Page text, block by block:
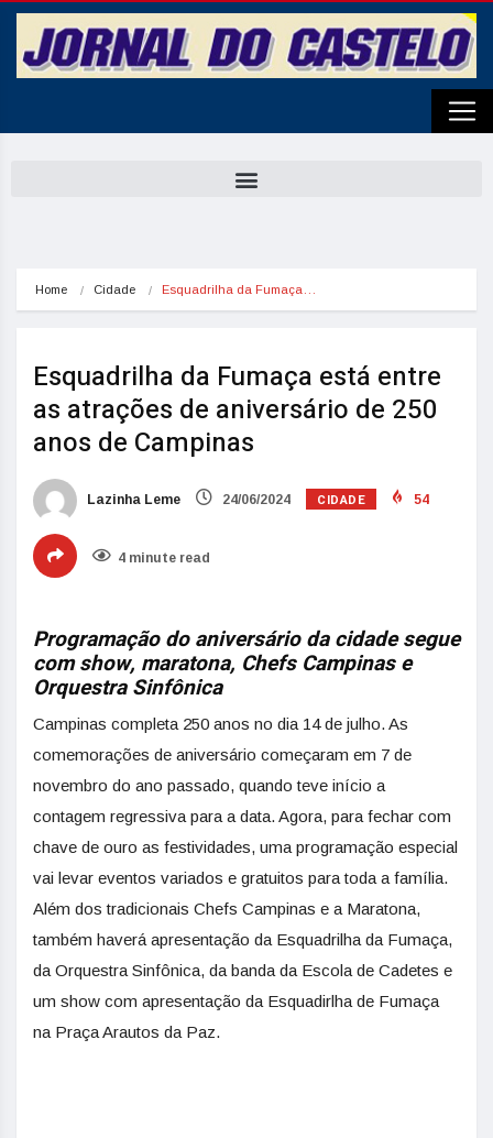
Home Cidade Esquadrilha da Fumaça…
Esquadrilha da Fumaça está entre
as atrações de aniversário de 250
anos de Campinas
Lazinha Leme 24/06/2024 CIDADE 54
4 minute read
Programação do aniversário da cidade segue
com show, maratona, ChefsCampinas e
Orquestra Sinfônica
Campinas completa 250 anos no dia 14 de julho. As
comemorações de aniversário começaram em 7 de
novembro do ano passado, quando teve início a
contagem regressiva para a data. Agora, para fechar com
chave de ouro as festividades, uma programação especial
vai levar eventos variados e gratuitos para toda a família.
Além dos tradicionais Chefs Campinas e a Maratona,
também haverá apresentação da Esquadrilha da Fumaça,
da Orquestra Sinfônica, da banda da Escola de Cadetes e
um show com apresentação da Esquadirlha de Fumaça
na Praça Arautos da Paz.